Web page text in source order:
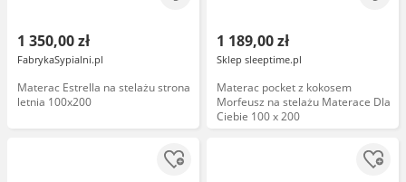
1 350,00 zł
FabrykaSypialni.pl
Materac Estrella na stelażu strona
letnia 100x200
1 189,00 zł
Sklep sleeptime.pl
Materac pocket z kokosem
Morfeusz na stelażu Materace Dla
Ciebie 100 x 200